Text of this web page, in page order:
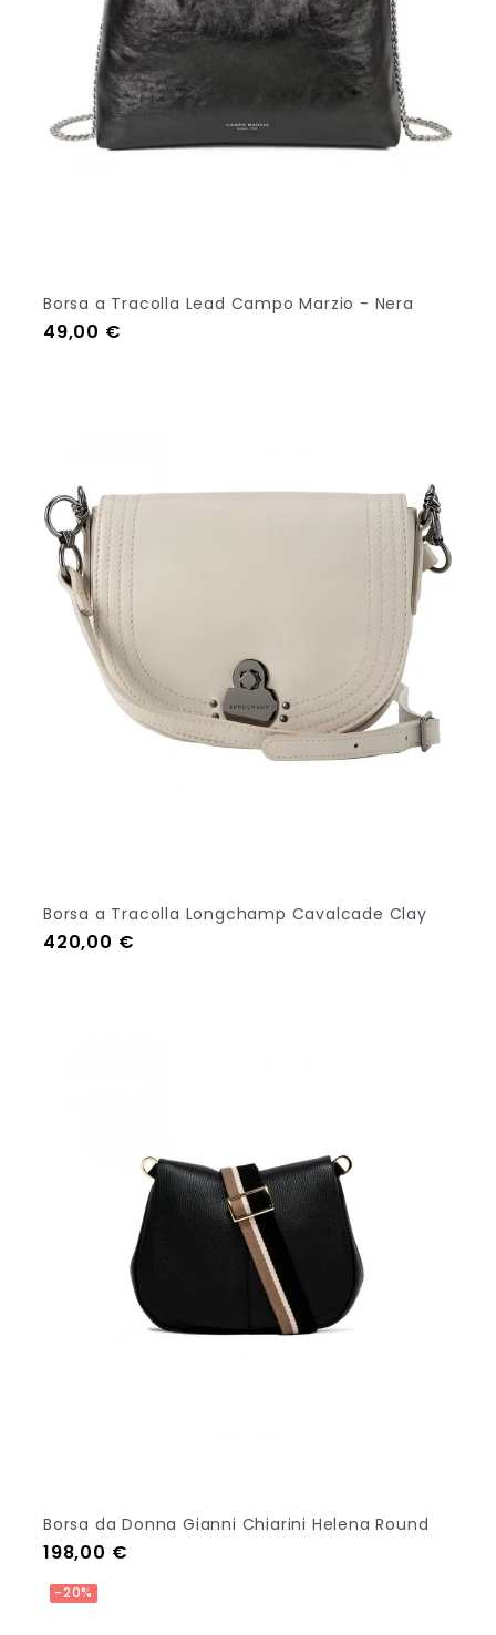
Borsa a Tracolla Lead Campo Marzio - Nera
Prezzo
49,00 €
Borsa a Tracolla Longchamp Cavalcade Clay
Prezzo
420,00 €
Borsa da Donna Gianni Chiarini Helena Round
Prezzo
198,00 €
-20%